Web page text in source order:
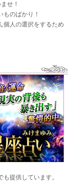
せ！
のばかり！
個人の選択をするため
も提供しています。